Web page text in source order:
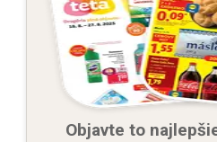
Objavte to